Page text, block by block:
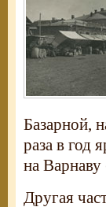
Базарной,
раза в год
на
Другая